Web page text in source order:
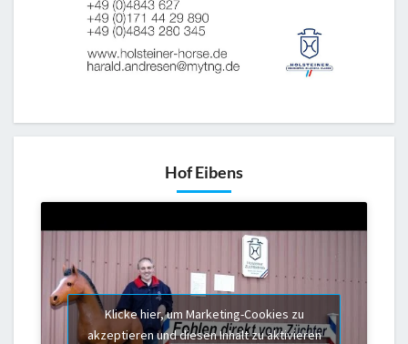
Hof Eibens
Klicke hier, um Marketing-Cookies zu
akzeptieren und diesen Inhalt zu aktivieren